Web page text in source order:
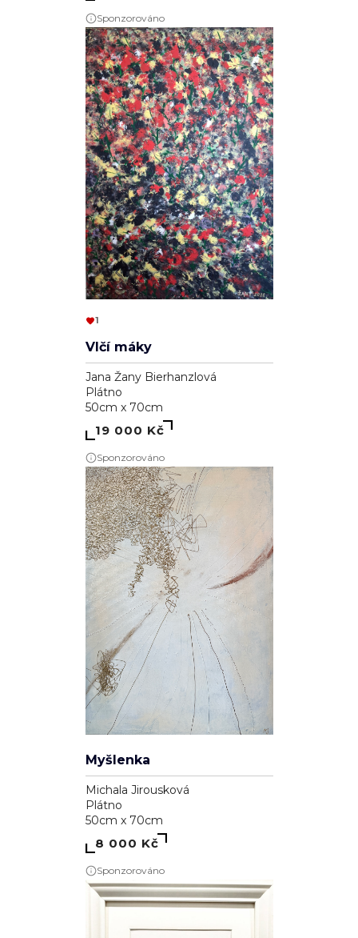
Sponzorováno
1
Vlčí máky
Jana Žany Bierhanzlová
Plátno
50cm x 70cm
19 000 Kč
Sponzorováno
Myšlenka
Michala Jirousková
Plátno
50cm x 70cm
8 000 Kč
Sponzorováno